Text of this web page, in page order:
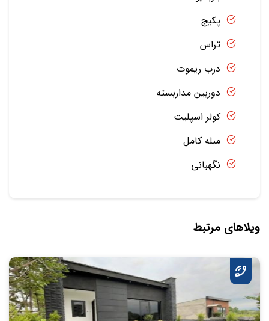
پکیج
تراس
درب ریموت
دوربین مداربسته
کولر اسپلیت
مبله کامل
نگهبانی
ویلاهای مرتبط